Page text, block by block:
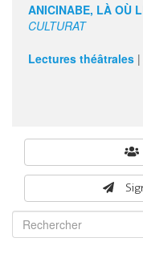
ANICINABE, LÀ OÙ
CULTURAT
Lectures théâtrales |
form